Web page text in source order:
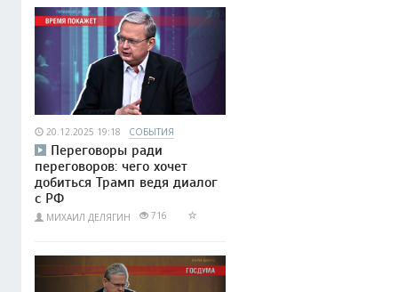
20.12.2025 19:18 СОБЫТИЯ
Переговоры ради
переговоров: чего хочет
добиться Трамп ведя диалог
с РФ
МИХАИЛ ДЕЛЯГИН 716